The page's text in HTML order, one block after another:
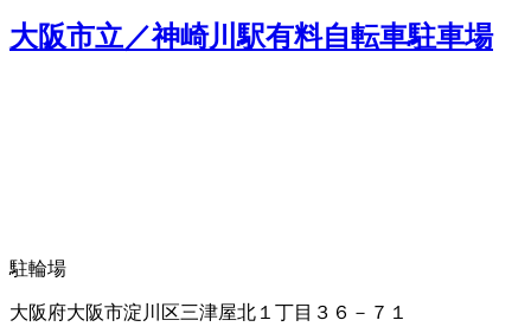
大阪市立／神崎川駅有料自転車駐車場
駐輪場
大阪府大阪市淀川区三津屋北１丁目３６－７１